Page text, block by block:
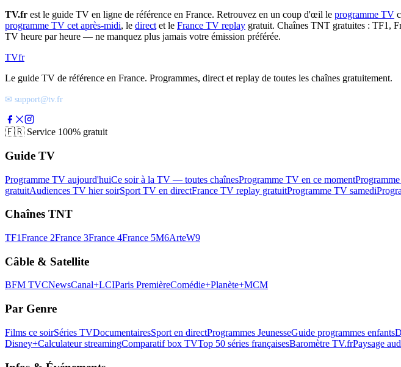
TV.fr est le guide TV en ligne de référence en France. Retrouvez en un coup d'œil le programme TV
programme TV cet après-midi, le direct et le France TV replay gratuit. Chaînes TNT gratuites : TF1,
TV heure par heure — ne manquez plus jamais votre émission préférée.
TVfr
Le guide TV de référence en France. Programmes, direct et replay de toutes les chaînes gratuitement.
✉ support@tv.fr
🇫🇷 Service 100% gratuit
Guide TV
Programme TV aujourd'huiCe soir à la TV — toutes chaînesProgramme TV en ce moment
gratuitAudiences TV hier soirSport TV en directFrance TV replay gratuitProgramme TV samedi
Chaînes TNT
TF1France 2France 3France 4France 5M6ArteW9
Câble & Satellite
BFM TVCNewsCanal+LCIParis PremièreComédie+Planète+MCM
Par Genre
Films ce soirSéries TVDocumentairesSport en directProgrammes JeunesseGuide programmes enfants
Disney+Calculateur streamingComparatif box TVTop 50 séries françaisesBaromètre TV.frPaysage